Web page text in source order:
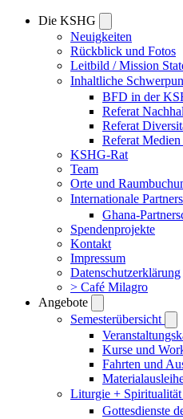
Die KSHG
Neuigkeiten
Rückblick und Fotos
Leitbild / Mission
Inhaltliche
BFD in der
Referat
Referat
Referat
KSHG-Rat
Team
Orte und
Internationale
Ghana-
Spendenprojekte
Kontakt
Impressum
Datenschutzerklärung
> Café Milagro
Angebote
Semesterübersicht
Kurse und
Fahrten und
Liturgie + Spiritualität
Gottesdienste